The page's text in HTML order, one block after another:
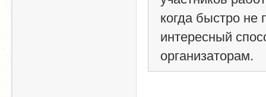
когда быстро не
интересный
организаторам.